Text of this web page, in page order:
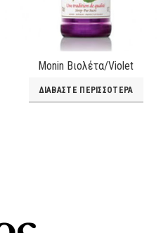
Monin Βιολέτα/Violet
ΔΙΑΒΆΣΤΕ ΠΕΡΙΣΣΌΤΕΡΑ